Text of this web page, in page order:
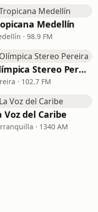
Medellín
· 98.9 FM
Olímpica Stereo Pereira
· 102.7 FM
Voz del Caribe
· 1340 AM